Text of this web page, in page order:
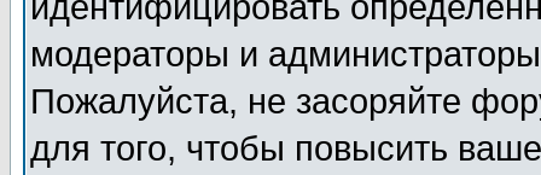
модераторы и
Пожалуйста, не засоряйте
для того, чтобы повысить